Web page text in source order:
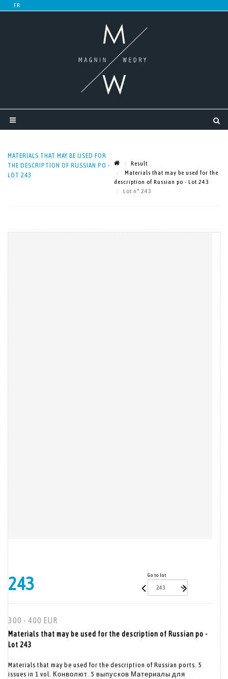
MATERIALS THAT MAY BE USED FOR
THE DESCRIPTION OF RUSSIAN PO -
LOT 243
Result
Materials that may be used for the
description of Russian po - Lot 243
Lot n° 243
243 Go to lot
300 - 400 EUR
Materials that may be used for the description of Russian po -
Lot 243
Materials that may be used for the description of Russian ports. 5
issues in 1 vol. Конволют. 5 выпусков Материалы для